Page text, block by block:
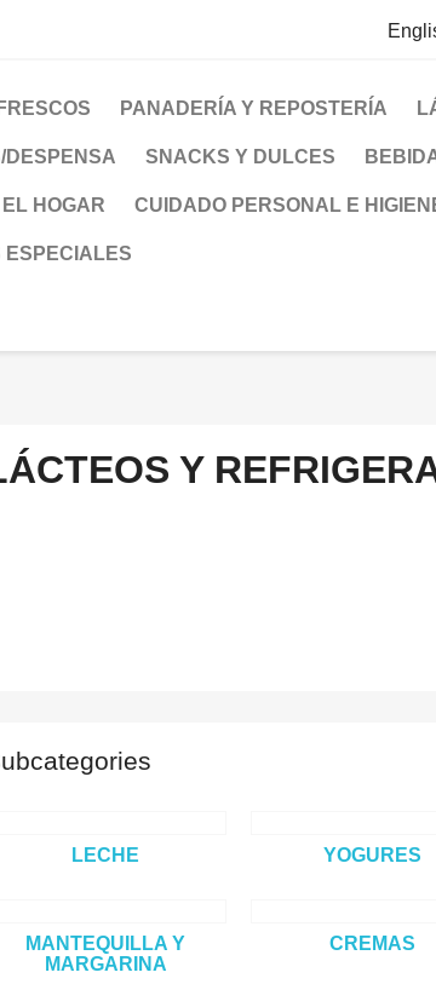
PANADERÍA Y REPOSTERÍA
DESPENSA SNACKS Y DULCES
HOGAR CUIDADO PERSONAL E
ESPECIALES
Y
LECHE YOGURES
MANTEQUILLA Y
MARGARINA
CREMAS